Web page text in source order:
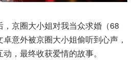
京圈大小姐对我当众求婚（68
意外被京圈大小姐偷听到心声，
，最终收获爱情的故事。